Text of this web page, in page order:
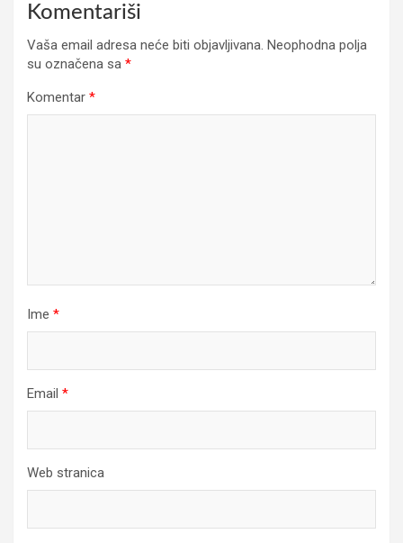
Komentariši
Vaša email adresa neće biti objavljivana. Neophodna polja
su označena sa *
Komentar *
Ime *
Email *
Web stranica